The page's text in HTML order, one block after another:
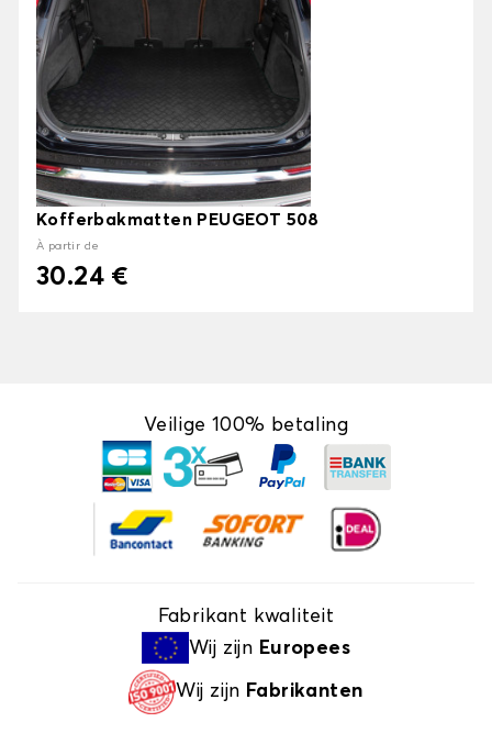
Kofferbakmatten PEUGEOT 508
À partir de
30.24 €
Veilige 100% betaling
Fabrikant kwaliteit
Wij zijn Europees
Wij zijn Fabrikanten